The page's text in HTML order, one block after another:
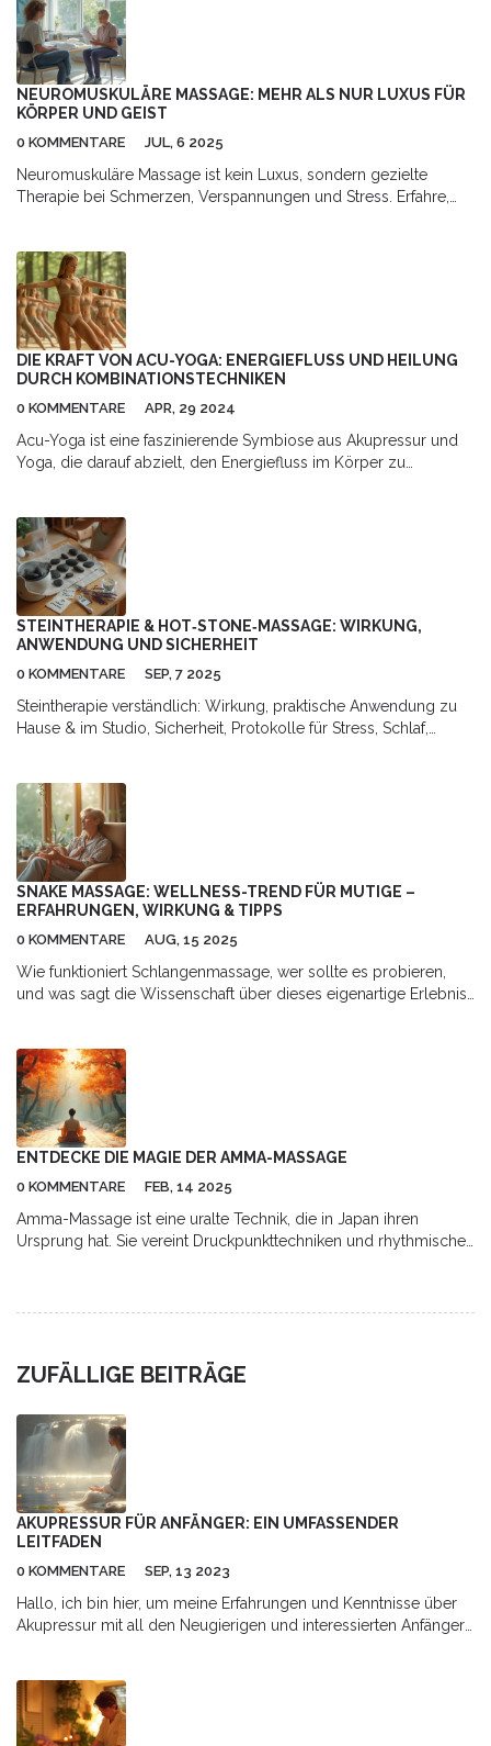
NEUROMUSKULÄRE MASSAGE: MEHR ALS NUR LUXUS FÜR
KÖRPER UND GEIST
0 KOMMENTARE JUL, 6 2025
Neuromuskuläre Massage ist kein Luxus, sondern gezielte
Therapie bei Schmerzen, Verspannungen und Stress. Erfahre,
DIE KRAFT VON ACU-YOGA: ENERGIEFLUSS UND HEILUNG
DURCH KOMBINATIONSTECHNIKEN
0 KOMMENTARE APR, 29 2024
Acu-Yoga ist eine faszinierende Symbiose aus Akupressur und
Yoga, die darauf abzielt, den Energiefluss im Körper zu
Yoga-Übungen ausführt, kann man Verspannungen lösen und
die Selbstheilung fördern. Diese Techniken sind besonders
effektiv bei der Reduktion von Stress und der Steigerung der
mentalen Klarheit. Der Artikel bietet eine tiefgehende Erklärung
der Prinzipien von Acu-Yoga und praktische Tipps für die
Integration in den Alltag.
STEINTHERAPIE & HOT‑STONE‑MASSAGE: WIRKUNG,
ANWENDUNG UND SICHERHEIT
0 KOMMENTARE SEP, 7 2025
Steintherapie verständlich: Wirkung, praktische Anwendung zu
Hause & im Studio, Sicherheit, Protokolle für Stress, Schlaf,
SNAKE MASSAGE: WELLNESS-TREND FÜR MUTIGE –
ERFAHRUNGEN, WIRKUNG & TIPPS
0 KOMMENTARE AUG, 15 2025
Wie funktioniert Schlangenmassage, wer sollte es probieren,
und was sagt die Wissenschaft über dieses eigenartige Erlebnis?
ENTDECKE DIE MAGIE DER AMMA-MASSAGE
0 KOMMENTARE FEB, 14 2025
Amma-Massage ist eine uralte Technik, die in Japan ihren
Ursprung hat. Sie vereint Druckpunkttechniken und rhythmische
ZUFÄLLIGE BEITRÄGE
AKUPRESSUR FÜR ANFÄNGER: EIN UMFASSENDER
LEITFADEN
0 KOMMENTARE SEP, 13 2023
Hallo, ich bin hier, um meine Erfahrungen und Kenntnisse über
Akupressur mit all den Neugierigen und interessierten Anfängern
enthält. Wir beginnen mit den Grundlagen und gehen tief in das
Thema ein. Lassen Sie uns gemeinsam in die Welt der
Akupressur eintauchen, eine alte Technik, die uns hilft, unser